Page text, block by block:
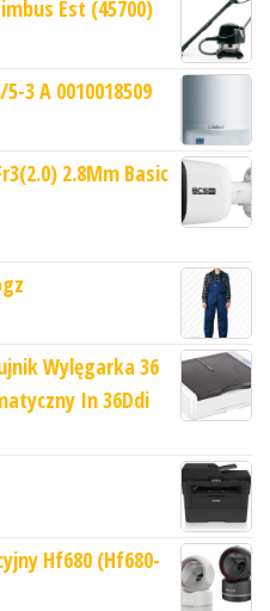
Est (45700)
3 A 0010018509
2.8Mm Basic
Wylęgarka 36
In 36Ddi
Hf680 (Hf680-